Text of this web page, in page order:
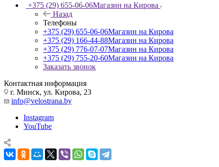
+375 (29) 655-06-06Магазин на Кирова
Назад
Телефоны
+375 (29) 655-06-06Магазин на Кирова
+375 (29) 166-44-88Магазин на Кирова
+375 (29) 776-07-07Магазин на Кирова
+375 (29) 755-20-60Магазин на Кирова
Заказать звонок
Контактная информация
г. Минск, ул. Кирова, 23
info@velostrana.by
Instagram
YouTube